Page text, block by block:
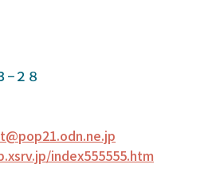
−２８
index555555.htm